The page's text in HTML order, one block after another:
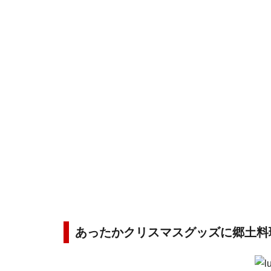
あったかクリスマスグッズに郷土料